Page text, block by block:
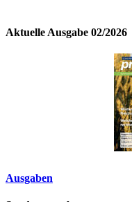
Aktuelle Ausgabe 02/2026
Ausgaben